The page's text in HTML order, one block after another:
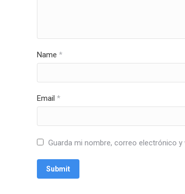
Name *
Email *
Guarda mi nombre, correo electrónico